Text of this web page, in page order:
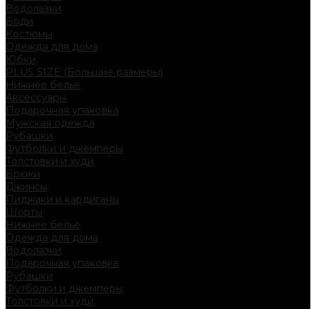
Водолазки
Боди
Костюмы
Одежда для дома
Юбки
PLUS SIZE (Большие размеры)
Нижнее белье
Аксессуары
Подарочная упаковка
Мужская одежда
Рубашки
Футболки и джемперы
Толстовки и худи
Брюки
Джинсы
Пиджаки и кардиганы
Шорты
Нижнее белье
Одежда для дома
Водолазки
Подарочная упаковка
Рубашки
Футболки и джемперы
Толстовки и худи